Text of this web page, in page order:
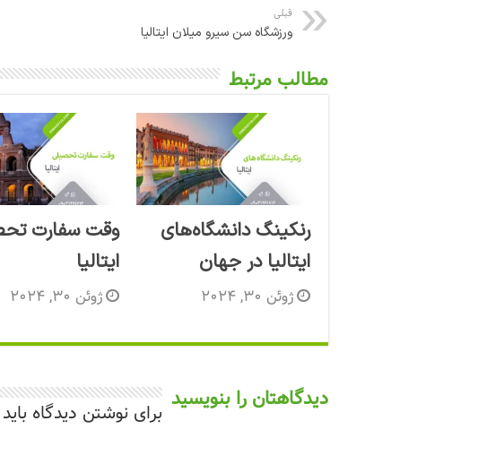
قبلی
ورزشگاه سن سیرو میلان ایتالیا
مطالب مرتبط
رنکینگ دانشگاه‌های
ایتالیا در جهان
ژوئن 30, 2024
وقت سفارت
ایتالیا
ژوئن 30, 2024
دیدگاهتان را بنویسید برای نوشتن دیدگاه باید